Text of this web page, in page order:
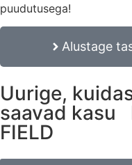
puudutusega!
Alustage
Uurige,
saavad kasu
FIELD